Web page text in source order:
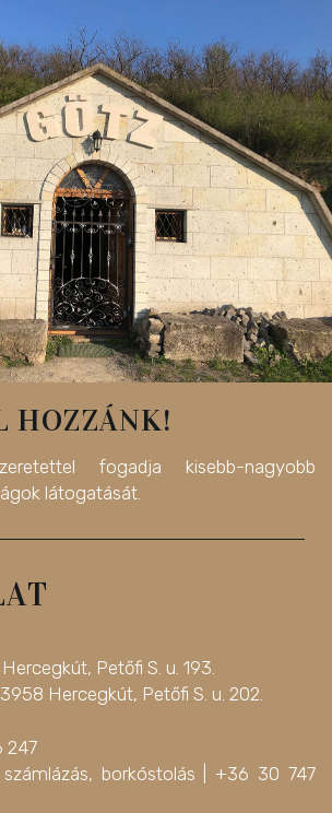
HOZZÁNK!
fogadja kisebb-nagyobb
látogatását.
Petőfi S. u. 193.
Hercegkút, Petőfi S. u. 202.
247
borkóstolás | +36 30 747